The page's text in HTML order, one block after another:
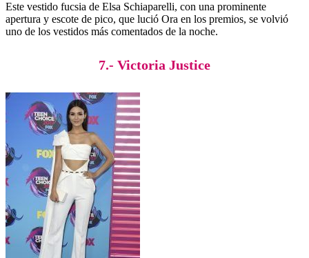
Este vestido fucsia de Elsa Schiaparelli, con una prominente
apertura y escote de pico, que lució Ora en los premios, se volvió
uno de los vestidos más comentados de la noche.
7.- Victoria Justice